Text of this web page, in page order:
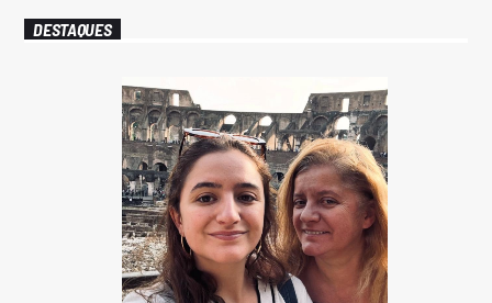
DESTAQUES